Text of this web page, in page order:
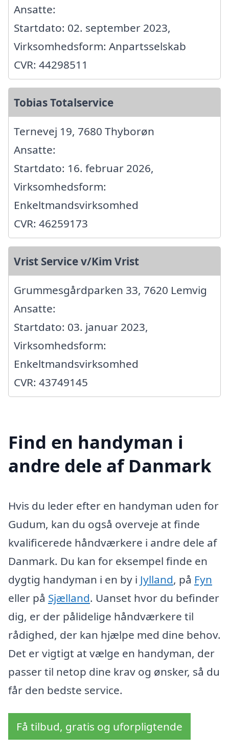
Ansatte:
Startdato: 02. september 2023,
Virksomhedsform: Anpartsselskab
CVR: 44298511
Tobias Totalservice
Ternevej 19, 7680 Thyborøn
Ansatte:
Startdato: 16. februar 2026,
Virksomhedsform:
Enkeltmandsvirksomhed
CVR: 46259173
Vrist Service v/Kim Vrist
Grummesgårdparken 33, 7620 Lemvig
Ansatte:
Startdato: 03. januar 2023,
Virksomhedsform:
Enkeltmandsvirksomhed
CVR: 43749145
Find en handyman i
andre dele af Danmark
Hvis du leder efter en handyman uden for
Gudum, kan du også overveje at finde
kvalificerede håndværkere i andre dele af
Danmark. Du kan for eksempel finde en
dygtig handyman i en by i Jylland, på Fyn
eller på Sjælland. Uanset hvor du befinder
dig, er der pålidelige håndværkere til
rådighed, der kan hjælpe med dine behov.
Det er vigtigt at vælge en handyman, der
passer til netop dine krav og ønsker, så du
får den bedste service.
Få tilbud, gratis og uforpligtende